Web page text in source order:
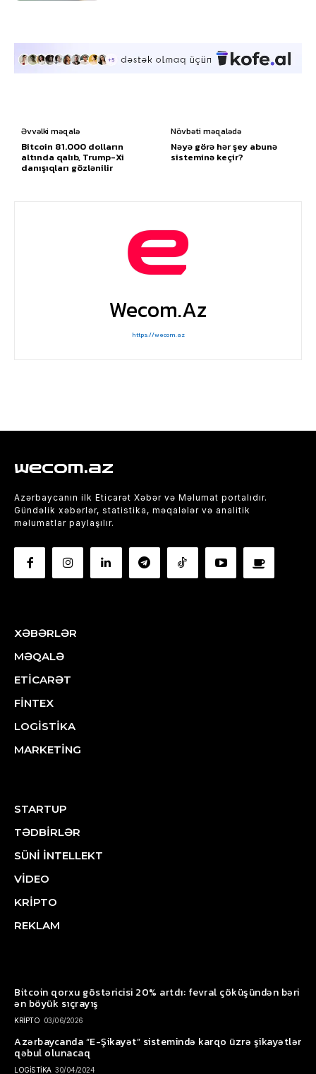
Əvvəlki məqalə
Bitcoin 81.000 dolların
altında qalıb, Trump-Xi
danışıqları gözlənilir
Növbəti məqalədə
Nəyə görə hər şey abunə
sisteminə keçir?
Wecom.az
https://wecom.az
wecom.az
Azərbaycanın ilk Eticarət Xəbər və Məlumat portalıdır.
Gündəlik xəbərlər, statistika, məqalələr və analitik
məlumatlar paylaşılır.
XƏBƏRLƏR
MƏQALƏ
ETİCARƏT
FİNTEX
LOGİSTİKA
MARKETİNG
STARTUP
TƏDBİRLƏR
SÜNİ İNTELLEKT
VİDEO
KRİPTO
REKLAM
Bitcoin qorxu göstəricisi 20% artdı: fevral çöküşündən bəri
ən böyük sıçrayış
KRİPTO 03/06/2026
Azərbaycanda “E-Şikayət” sistemində karqo üzrə şikayətlər
qəbul olunacaq
LOGİSTİKA 30/04/2024